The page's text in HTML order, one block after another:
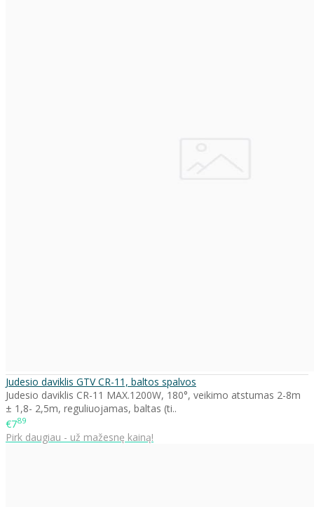
Judesio daviklis GTV CR-11, baltos spalvos
Judesio daviklis CR-11 MAX.1200W, 180°, veikimo atstumas 2-8m
± 1,8- 2,5m, reguliuojamas, baltas (ti..
€789
Pirk daugiau - už mažesnę kainą!